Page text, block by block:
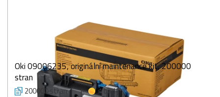
Oki 09006235, originální maintenance kit, 200000
stran
200000 stran
1 bod